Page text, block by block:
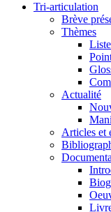
Tri-articulation
Brève
Thèmes
Actualité
Articles et